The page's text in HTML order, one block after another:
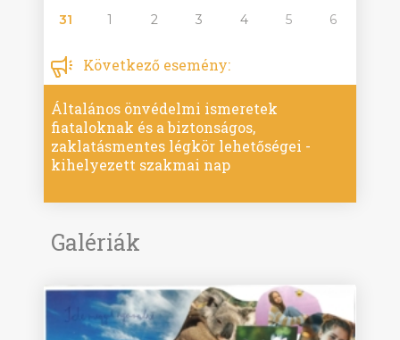
31
1 2 3 4 5 6
Következő esemény:
Általános önvédelmi ismeretek
fiataloknak és a biztonságos,
zaklatásmentes légkör lehetőségei -
kihelyezett szakmai nap
Galériák